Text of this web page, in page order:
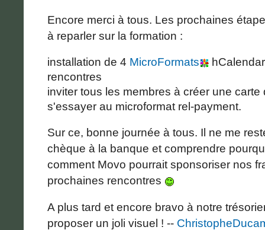
Encore merci à tous. Les prochaines
à reparler sur la formation :
installation de 4 MicroFormats
rencontres
inviter tous les membres à créer une
s'essayer au microformat rel-payment.
Sur ce, bonne journée à tous. Il ne me
chèque à la banque et comprendre
comment Movo pourrait sponsoriser nos
prochaines rencontres
A plus tard et encore bravo à notre
proposer un joli visuel ! --